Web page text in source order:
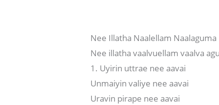
Nee Illatha Naalellam Naalaguma
Nee illatha vaalvuellam vaalva
1. Uyirin uttrae nee aavai
Unmaiyin valiye nee aavai
Uravin pirape nee aavai